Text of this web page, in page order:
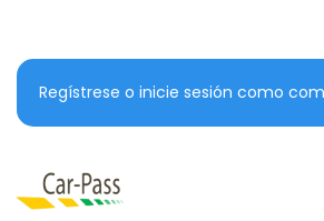
Regístrese o inicie sesión como